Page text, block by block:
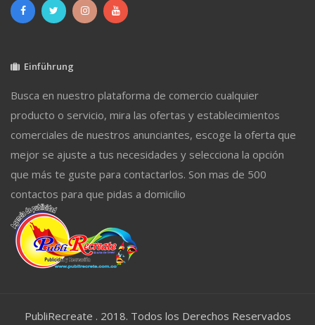
Einführung
Busca en nuestro plataforma de comercio cualquier
producto o servicio, mira las ofertas y establecimientos
comerciales de nuestros anunciantes, escoge la oferta que
mejor se ajuste a tus necesidades y selecciona la opción
que más te guste para contactarlos. Son mas de 500
contactos para que pidas a domicilio
PubliRecreate . 2018. Todos los Derechos Reservados